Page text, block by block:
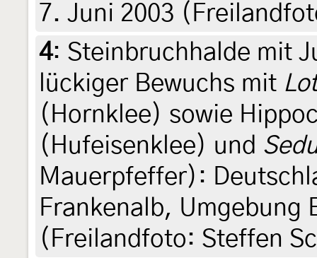
7. Juni 2003
4: Steinbruchhalde mit
lückiger Bewuchs mit
(Hornklee) sowie
(Hufeisenklee) und
Mauerpfeffer):
Frankenalb, Umgebung
(Freilandfoto: Steffen